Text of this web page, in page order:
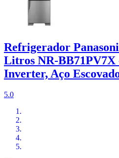
Refrigerador
Litros NR-BB71PV7X
Inverter, Aço
5.0